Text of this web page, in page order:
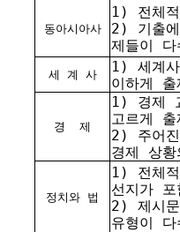
동아시아사
1) 전체
2) 기출
제들이
세 계 사
1) 세계
이하게 출
경 제
1) 경제
고르게 출
2) 주어
경제 상
정치와 법
1) 전체
선지가
2) 제시
유형이